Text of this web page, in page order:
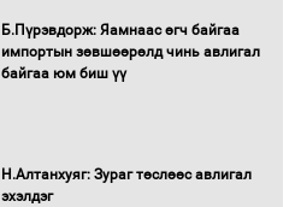
Б.Пүрэвдорж: Яамнаас өгч байгаа
импортын зөвшөөрөлд чинь авлигал
байгаа юм биш үү
Н.Алтанхуяг: Зураг төслөөс авлигал
эхэлдэг